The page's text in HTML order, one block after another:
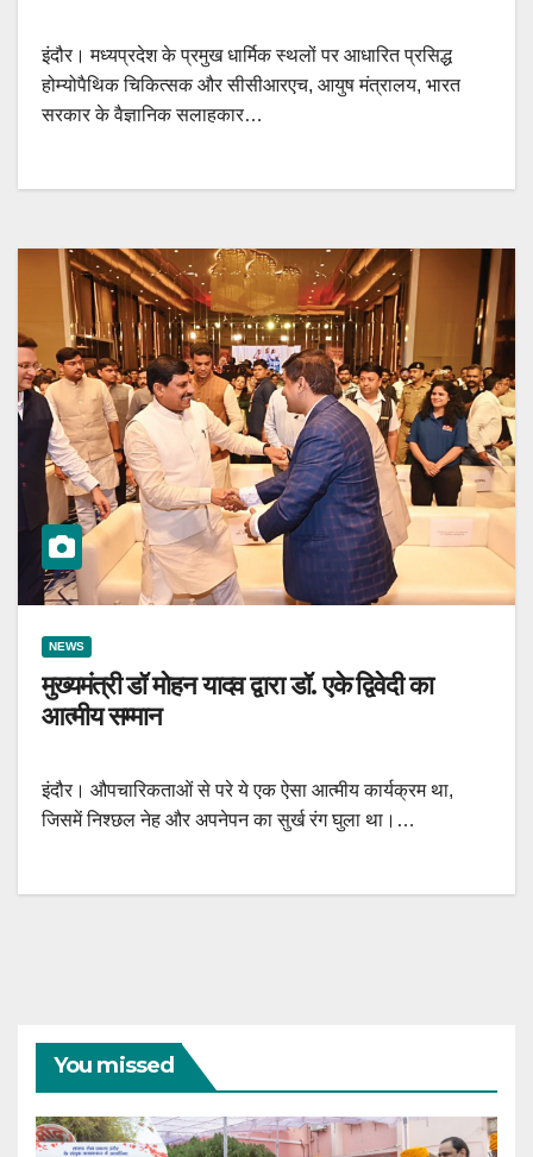
इंदौर। मध्यप्रदेश के प्रमुख धार्मिक स्थलों पर आधारित प्रसिद्ध
होम्योपैथिक चिकित्सक और सीसीआरएच, आयुष मंत्रालय, भारत
सरकार के वैज्ञानिक सलाहकार…
NEWS
मुख्यमंत्री डॉ मोहन यादव द्वारा डॉ. एके द्विवेदी का
आत्मीय सम्मान
इंदौर। औपचारिकताओं से परे ये एक ऐसा आत्मीय कार्यक्रम था,
जिसमें निश्छल नेह और अपनेपन का सुर्ख रंग घुला था।…
You missed